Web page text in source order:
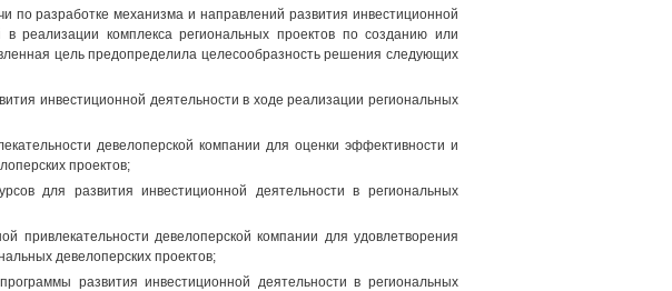
по разработке механизма и направлений развития инвестиционной
реализации комплекса региональных проектов по созданию или
цель предопределила целесообразность решения следующих
инвестиционной деятельности в ходе реализации региональных
девелоперской компании для оценки эффективности и
проектов;
для развития инвестиционной деятельности в региональных
привлекательности девелоперской компании для удовлетворения
девелоперских проектов;
развития инвестиционной деятельности в региональных